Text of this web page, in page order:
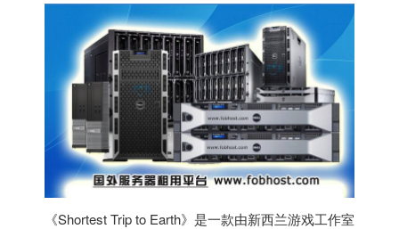
《Shortest Trip to Earth》是一款由新西兰游戏工作室